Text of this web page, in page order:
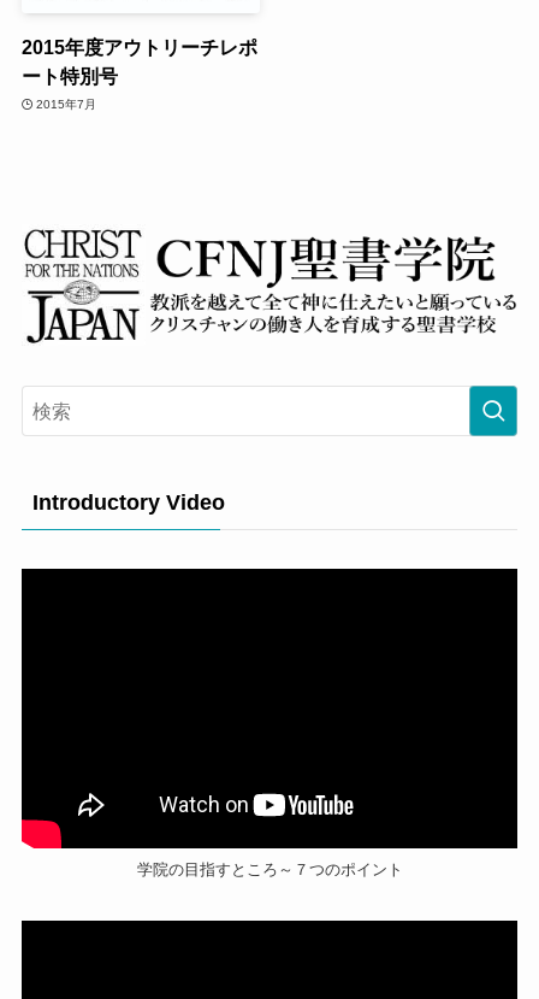
2015年度アウトリーチレポ
ート特別号
2015年7月
Introductory Video
学院の目指すところ～７つのポイント